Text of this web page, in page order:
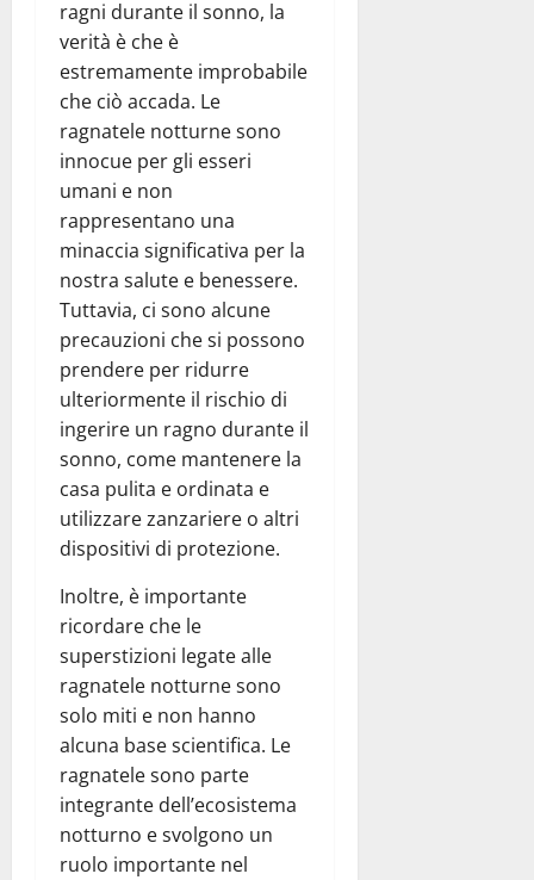
ragni durante il sonno, la
verità è che è
estremamente improbabile
che ciò accada. Le
ragnatele notturne sono
innocue per gli esseri
umani e non
rappresentano una
minaccia significativa per la
nostra salute e benessere.
Tuttavia, ci sono alcune
precauzioni che si possono
prendere per ridurre
ulteriormente il rischio di
ingerire un ragno durante il
sonno, come mantenere la
casa pulita e ordinata e
utilizzare zanzariere o altri
dispositivi di protezione.
Inoltre, è importante
ricordare che le
superstizioni legate alle
ragnatele notturne sono
solo miti e non hanno
alcuna base scientifica. Le
ragnatele sono parte
integrante dell’ecosistema
notturno e svolgono un
ruolo importante nel